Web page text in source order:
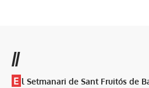
//
E l Setmanari de Sant Fruitós de